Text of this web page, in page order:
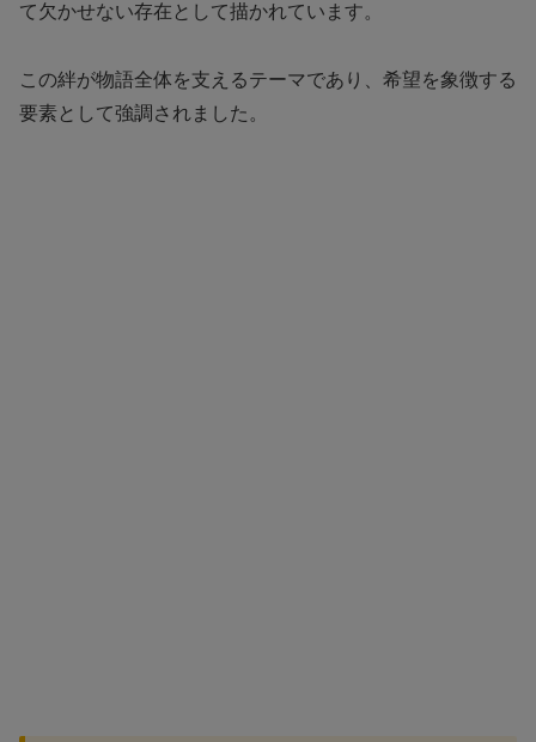
て欠かせない存在として描かれています。
この絆が物語全体を支えるテーマであり、希望を象徴する
要素として強調されました。